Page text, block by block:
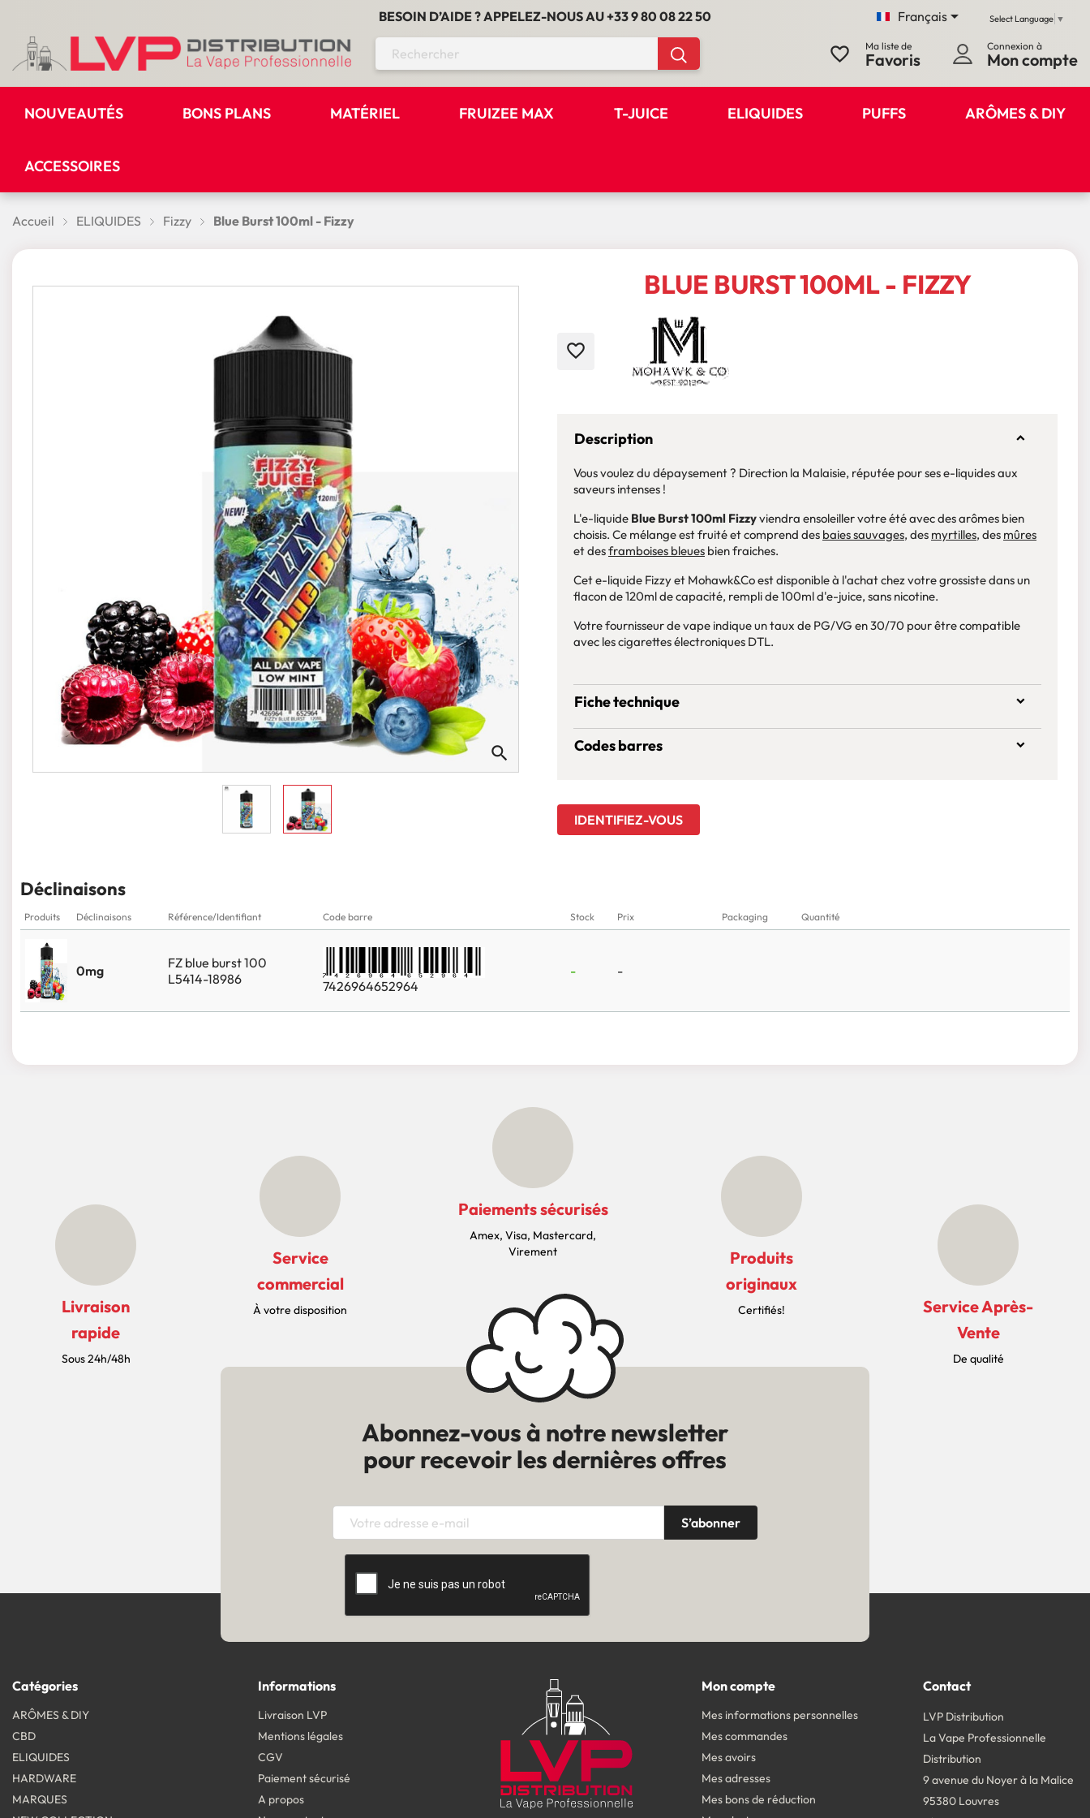
BESOIN D’AIDE ? APPELEZ-NOUS AU+33 9 80 08 22 50 Français Select Language ▼
favorite_border Ma liste de
Favoris
Connexion à
Mon compte
NOUVEAUTÉS BONS PLANS MATÉRIEL FRUIZEE MAX T-JUICE ELIQUIDES PUFFS ARÔMES & DIY
ACCESSOIRES
Accueil ELIQUIDES Fizzy Blue Burst 100ml - Fizzy
search
BLUE BURST 100ML - FIZZY
favorite_border
Description
Vous voulez du dépaysement ? Direction la Malaisie, réputée pour ses e-liquides aux
saveurs intenses !
L'e-liquide Blue Burst 100ml Fizzyviendra ensoleiller votre été avec des arômes bien
choisis. Ce mélange est fruité et comprend des baies sauvages, des myrtilles, des mûres
et desframboises bleues bien fraiches.
Cet e-liquide Fizzy et Mohawk&Co est disponible à l'achat chez votre grossiste dans un
flacon de 120ml de capacité, rempli de 100ml d'e-juice, sans nicotine.
Votre fournisseur de vape indique un taux de PG/VG en 30/70 pour être compatible
avec les cigarettes électroniques DTL.
Fiche technique
Codes barres
IDENTIFIEZ-VOUS
Déclinaisons
Produits Déclinaisons Référence/Identifiant Code barre Stock Prix Packaging Quantité
0mg
FZ blue burst 100
L5414-18986
7426964652964
- -
Livraison
rapide
Sous 24h/48h
Service
commercial
À votre disposition
Paiements sécurisés
Amex, Visa, Mastercard,
Virement
Produits
originaux
Certifiés!
Service Après-
Vente
De qualité
Abonnez-vous à notre newsletter
pour recevoir les dernières offres
Catégories
ARÔMES & DIY
CBD
ELIQUIDES
HARDWARE
MARQUES
Informations
Livraison LVP
Mentions légales
CGV
Paiement sécurisé
A propos
Mon compte
Mes informations personnelles
Mes commandes
Mes avoirs
Mes adresses
Mes bons de réduction
Contact
LVP Distribution
La Vape Professionnelle
Distribution
9 avenue du Noyer à la Malice
95380 Louvres